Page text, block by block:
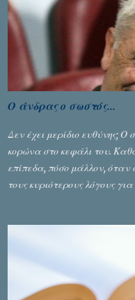
Ο άνδρας ο σωστός...
Δεν έχει μερίδιο ευθύνης;
κορώνα στο κεφάλι του.
επίπεδα, πόσο μάλλον,
τους κυριότερους λόγους